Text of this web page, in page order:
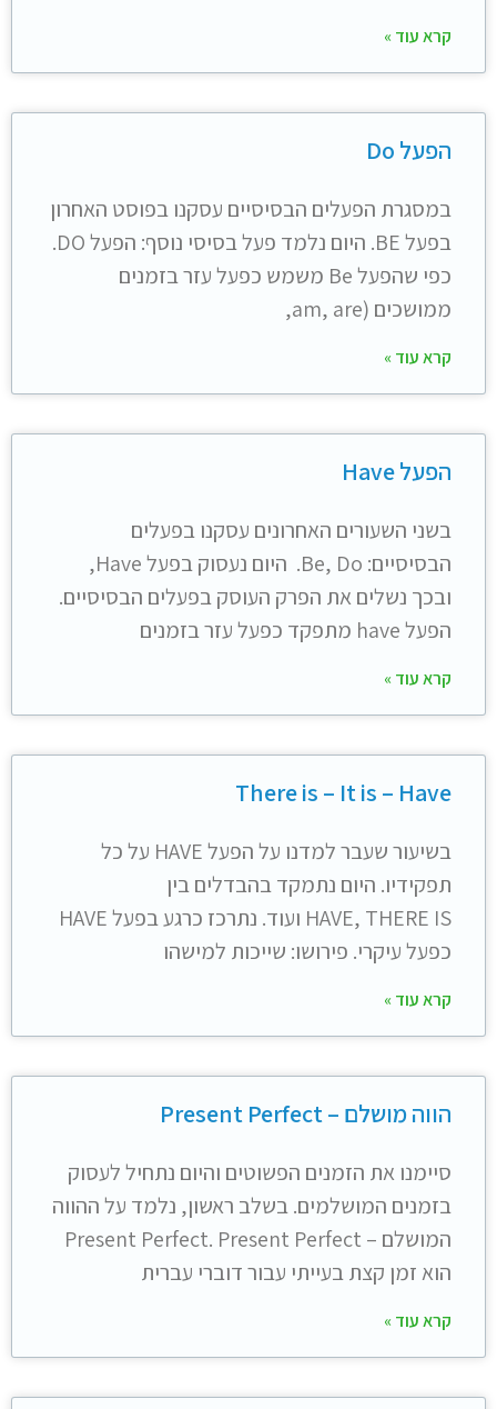
קרא עוד »
הפעל Do
במסגרת הפעלים הבסיסיים עסקנו בפוסט האחרון
בפעל BE. היום נלמד פעל בסיסי נוסף: הפעל DO.
כפי שהפעל Be משמש כפעל עזר בזמנים
ממושכים (am, are,
קרא עוד »
הפעל Have
בשני השעורים האחרונים עסקנו בפעלים
הבסיסיים: Be, Do. היום נעסוק בפעל Have,
ובכך נשלים את הפרק העוסק בפעלים הבסיסיים.
הפעל have מתפקד כפעל עזר בזמנים
קרא עוד »
There is – It is – Have
בשיעור שעבר למדנו על הפעל HAVE על כל
תפקידיו. היום נתמקד בהבדלים בין
HAVE, THERE IS ועוד. נתרכז כרגע בפעל HAVE
כפעל עיקרי. פירושו: שייכות למישהו
קרא עוד »
הווה מושלם – Present Perfect
סיימנו את הזמנים הפשוטים והיום נתחיל לעסוק
בזמנים המושלמים. בשלב ראשון, נלמד על ההווה
המושלם – Present Perfect. Present Perfect
הוא זמן קצת בעייתי עבור דוברי עברית
קרא עוד »